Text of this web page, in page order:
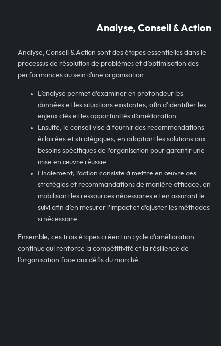
Analyse, Conseil & Action
Analyse, Conseil & Action sont des étapes essentielles dans le
processus de résolution de problèmes et d’optimisation des
performances au sein d’une organisation.
L’analyse permet d’examiner en profondeur les
données et les situations existantes, afin d’identifier les
enjeux clés et les opportunités d’amélioration.
Ensuite, le conseil vise à fournir des recommandations
éclairées et stratégiques, en adaptant les solutions aux
besoins spécifiques de l’organisation pour garantir une
mise en œuvre réussie.
Finalement, l’action consiste à mettre en œuvre ces
stratégies et recommandations de manière efficace, en
mobilisant les ressources nécessaires et en assurant le
suivi afin d’en mesurer l’impact et d’ajuster les méthodes
si nécessaire.
Ensemble, ces trois étapes créent un cycle d’amélioration
continue qui renforce la compétitivité et la résilience de
l’organisation face aux défis du marché.